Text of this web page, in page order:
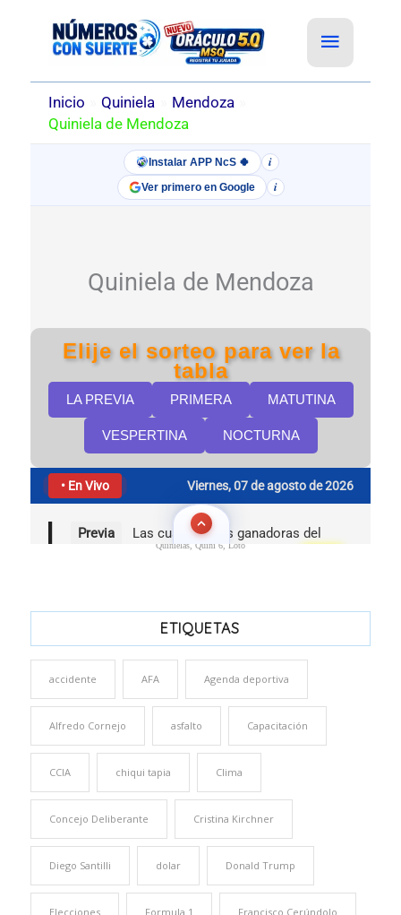
Quinielas, Quini 6, Loto
ETIQUETAS
accidente AFA Agenda deportiva
Alfredo Cornejo asfalto Capacitación
CCIA chiqui tapia Clima
Concejo Deliberante Cristina Kirchner
Diego Santilli dolar Donald Trump
Elecciones Formula 1 Francisco Cerúndolo